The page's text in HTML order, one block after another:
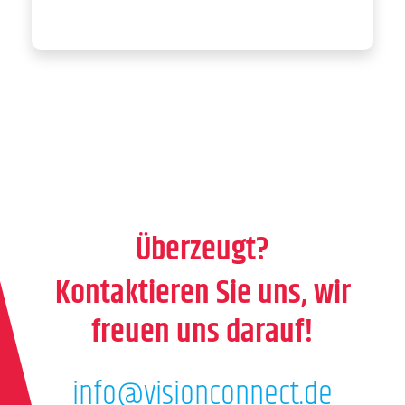
Überzeugt?
Kontaktieren Sie uns, wir
freuen uns darauf!
info@visionconnect.de